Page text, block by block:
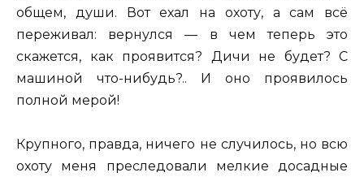
общем, души. Вот ехал на охоту, а сам всё
переживал: вернулся — в чем теперь это
скажется, как проявится? Дичи не будет? С
машиной что-нибудь?.. И оно проявилось
полной мерой!
Крупного, правда, ничего не случилось, но всю
охоту меня преследовали мелкие досадные